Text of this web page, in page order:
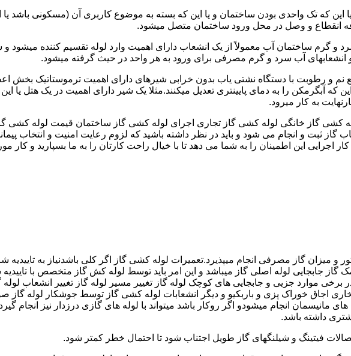
این که تک واحدی بودن ساختمان و یا این که بسته به موضوع کاربری آن (مسکونی باشد
انقطاع و وصل در محل ورود ساختمان متصل میشود.
ساختمان آب معمولاً از یک انشعاب دارای اهمیت وارد لوله تقسیم کننده میشود و
انشعابهای آب سرد و گرم مصرفی برای ورود به هر واحد در حیث گرفته میشود.
رطوبت با دستگاه نشتی یاب بدون خرابی شیرهای دارای اهمیت ترموستاتیک بخش
کشی گاز خانگی لوله کشی گاز تجاری اجرای لوله کشی گاز ساختمان قیمت لوله کشی
ثبت و انجام می شود و باید در نظر داشته باشید که لزوم رعایت امنیت و انتخاب
این اطمینان را به شما می دهد تا با خیال راحت کارتان را به ما بسپارید و کار
و میزان گاز مصرفی انجام میپذیرد.تعمیرات لوله کشی گاز اگر کلی باشدنیاز به تاییدیه
گاز جابجایی لوله اصلی گاز میباشد و این امر باید توسط لوله کش گاز متخصص با
برخی موارد جزیی و جابجایی های کوچک لوله گاز تغییر مسیر لوله گاز تغییر انشعاب
اجاق خوراک پزی و باربکیو و دیگر انشعابات لوله کشی گاز توسط جوشکار لوله گاز
مانیسمان انجام میشودو اگر روکار باشد میتواند با لوله های گازی درزدار نیز انجام
داشته باشد.
فیتینگ و شیلنگهای گاز طویل اجتناب شود تا احتمال خطر کمتر شود.